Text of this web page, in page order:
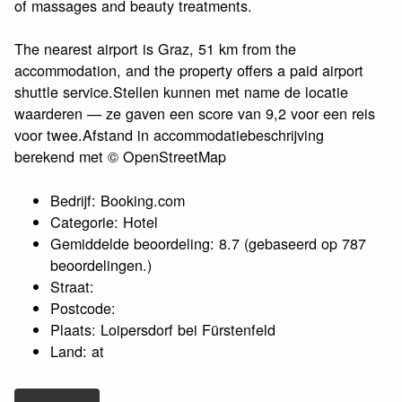
of massages and beauty treatments.
The nearest airport is Graz, 51 km from the
accommodation, and the property offers a paid airport
shuttle service.Stellen kunnen met name de locatie
waarderen — ze gaven een score van 9,2 voor een reis
voor twee.Afstand in accommodatiebeschrijving
berekend met © OpenStreetMap
Bedrijf: Booking.com
Categorie: Hotel
Gemiddelde beoordeling: 8.7 (gebaseerd op 787
beoordelingen.)
Straat:
Postcode:
Plaats: Loipersdorf bei Fürstenfeld
Land: at